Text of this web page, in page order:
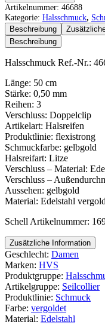
Seilcollier
1-
reihig
Menge
Artikelnummer: 46688
Kategorie: Halsschmuck,
Beschreibung
Beschreibung
Halsschmuck Ref.-Nr.:
Länge: 50 cm
Stärke: 0,50 mm
Reihen: 3
Verschluss: Doppelclip
Artikelart: Halsreifen
Produktlinie: flexistrong
Schmuckfarbe: gelbgold
Halsreifart: Litze
Verschluss – Material:
Verschluss –
Aussehen: gelbgold
Material: Edelstahl
Schell Artikelnummer:
Zusätzliche Information
Geschlecht: Damen
Marken: HVS
Produktgruppe:
Artikelgruppe: Seilcollier
Produktlinie: Schmuck
Farbe: vergoldet
Material: Edelstahl